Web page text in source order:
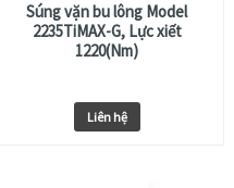
Súng vặn bu lông Model
2235TiMAX-G, Lực xiết
1220(Nm)
Liên hệ